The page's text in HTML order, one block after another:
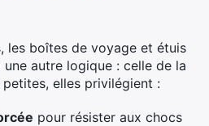
les boîtes de voyage et étuis
autre logique : celle de la
petites, elles privilégient :
pour résister aux chocs